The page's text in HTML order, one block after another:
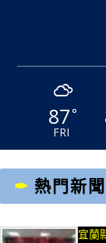
87°
FRI
熱門新聞
宜蘭